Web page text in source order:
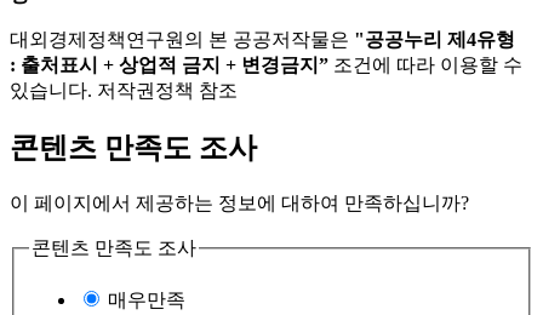
대외경제정책연구원의 본 공공저작물은 "공공누리 제4유형
: 출처표시 + 상업적 금지 + 변경금지” 조건에 따라 이용할 수
있습니다. 저작권정책 참조
콘텐츠 만족도 조사
이 페이지에서 제공하는 정보에 대하여 만족하십니까?
콘텐츠 만족도 조사
매우만족